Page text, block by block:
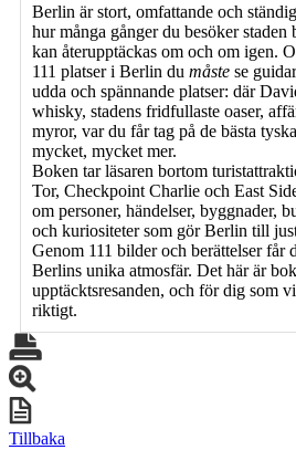
Berlin är stort, omfattande och
hur många gånger du besöker
kan återupptäckas om och om igen.
111 platser i Berlin du måste se
udda och spännande platser: där
whisky, stadens fridfullaste oaser,
myror, var du får tag på de bästa
mycket, mycket mer.
Boken tar läsaren bortom
Tor, Checkpoint Charlie och East
om personer, händelser, byggnader,
och kuriositeter som gör Berlin till
Genom 111 bilder och berättelser får
Berlins unika atmosfär. Det här är
upptäcktsresanden, och för dig som
riktigt.
Tillbaka